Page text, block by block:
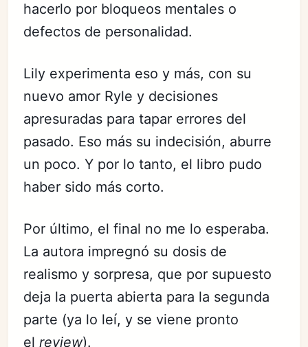
hacerlo por bloqueos mentales o
defectos de personalidad.
Lily experimenta eso y más, con su
nuevo amor Ryle y decisiones
apresuradas para tapar errores del
pasado. Eso más su indecisión, aburre
un poco. Y por lo tanto, el libro pudo
haber sido más corto.
Por último, el final no me lo esperaba.
La autora impregnó su dosis de
realismo y sorpresa, que por supuesto
deja la puerta abierta para la segunda
parte (ya lo leí, y se viene pronto
elreview).